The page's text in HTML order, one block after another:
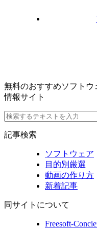
無料のおすすめソフトウ
情報サイト
記事検索
ソフトウェア
目的別厳選
動画の作り方
新着記事
同サイトについて
Freesoft-